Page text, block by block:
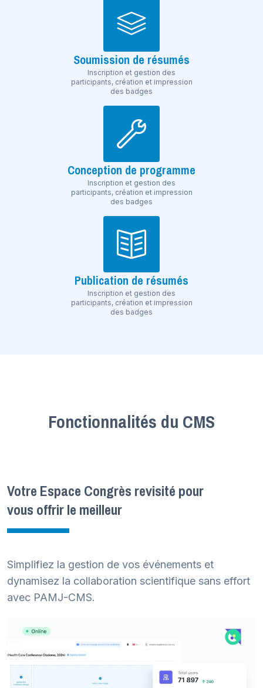
Soumission de résumés
Inscription et gestion des
participants, création et impression
des badges
Conception de programme
Inscription et gestion des
participants, création et impression
des badges
Publication de résumés
Inscription et gestion des
participants, création et impression
des badges
Fonctionnalités du CMS
Votre Espace Congrès revisité pour
vous offrir le meilleur
Simplifiez la gestion de vos événements et
dynamisez la collaboration scientifique sans effort
avec PAMJ-CMS.